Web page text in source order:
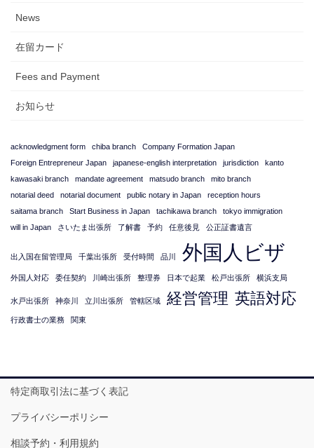
News
在留カード
Fees and Payment
お知らせ
acknowledgment form chiba branch
Company Formation Japan
Foreign Entrepreneur Japan
japanese-english interpretation jurisdiction
kanto
kawasaki branch
mandate agreement matsudo branch
mito branch
notarial deed
notarial document public notary in Japan
reception hours
saitama branch
Start Business in Japan tachikawa branch
tokyo immigration
will in Japan
さいたま出張所 了解書 予約 任意後見 公正証書遺言
出入国在留管理局 千葉出張所 受付時間 品川 外国人ビザ
外国人対応 委任契約 川崎出張所 整理券 日本で起業 松戸出張所 横浜支局
水戸出張所 神奈川 立川出張所 管轄区域 経営管理 英語対応
行政書士の業務 関東
特定商取引法に基づく表記
プライバシーポリシー
相談予約・利用規約